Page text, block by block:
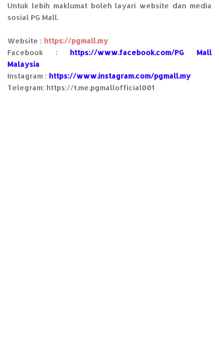
Untuk lebih maklumat boleh layari website dan media
sosial PG Mall.
Website : https://pgmall.my
Facebook : https://www.facebook.com/PG Mall
Malaysia
Instagram : https://www.instagram.com/pgmall.my
Telegram: https://t.me.pgmallofficial001